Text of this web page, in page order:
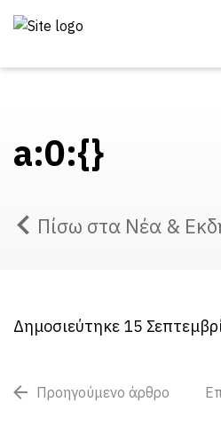
a:0:{}
Πίσω στα Νέα &
Δημοσιεύτηκε 15
Προηγούμενο άρθρο